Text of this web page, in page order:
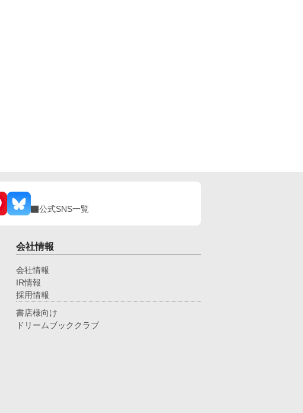
公式SNS一覧
会社情報
会社情報
IR情報
採用情報
書店様向け
ドリームブッククラブ